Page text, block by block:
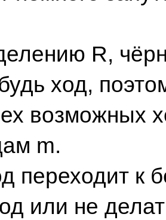
R,
ход,
возможных
m.
переходит к
или не